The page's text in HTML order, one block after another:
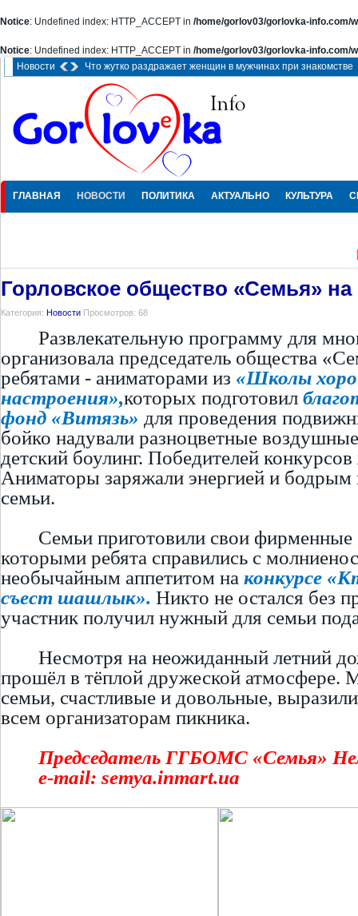
Notice: Undefined index: HTTP_ACCEPT in /home/gorlov03/gorlovka-info.com/
Notice: Undefined index: HTTP_ACCEPT in /home/gorlov03/gorlovka-info.com/
Новости
Что жутко раздражает женщин в мужчинах при знакомстве
ГЛАВНАЯ НОВОСТИ ПОЛИТИКА АКТУАЛЬНО КУЛЬТУРА
Горловское общество «Семья» на
Категория: Новости Просмотров: 68
Развлекательную программу для
организовала председатель общества
ребятами - аниматорами из «Школы
настроения»,которых подготовил
фонд «Витязь» для проведения
бойко надували разноцветные
детский боулинг. Победителей
Аниматоры заряжали энергией и бодрым
семьи.
Семьи приготовили свои
которыми ребята справились с
необычайным аппетитом на конкурсе
съест шашлык». Никто не остался без
участник получил нужный для семьи
Несмотря на неожиданный летний
прошёл в тёплой дружеской атмосфере.
семьи, счастливые и довольные,
всем организаторам пикника.
Председатель ГГБОМС «Семья»
e-mail:semya.inmart.ua